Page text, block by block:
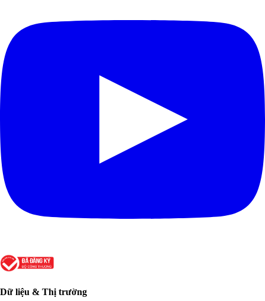
Dữ liệu & Thị trường